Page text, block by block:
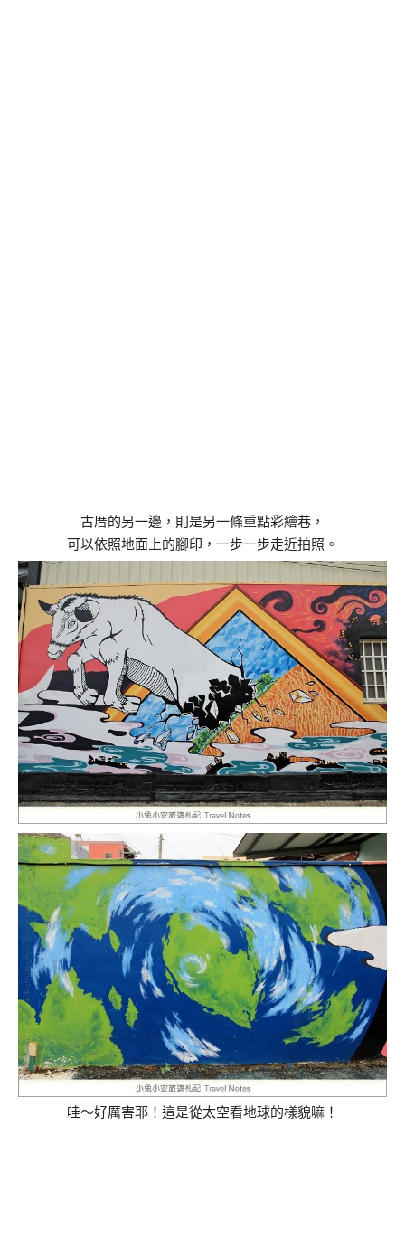
古厝的另一邊，則是另一條重點彩繪巷，
可以依照地面上的腳印，一步一步走近拍照。
哇～好厲害耶！這是從太空看地球的樣貌嘛！